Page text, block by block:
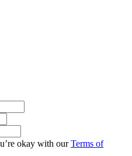
okay with ourTerms of